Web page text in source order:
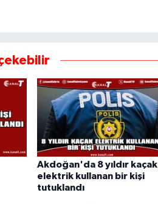
Akdoğan'da 8 yıldır kaçak
elektrik kullanan bir kişi
tutuklandı